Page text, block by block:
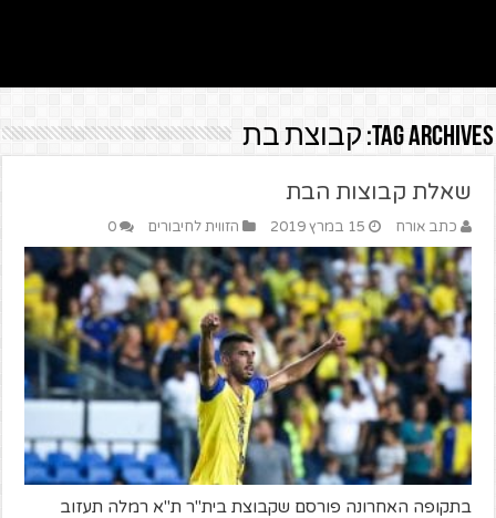
Tag Archives: קבוצת בת
שאלת קבוצות הבת
כתב אורח 15 במרץ 2019 הזווית לחיבורים 0
בתקופה האחרונה פורסם שקבוצת בית"ר ת"א רמלה תעזוב